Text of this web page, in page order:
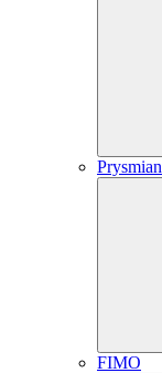
Prysmian
FIMO